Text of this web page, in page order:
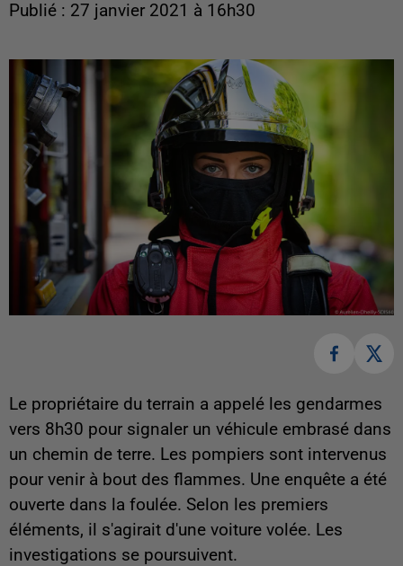
Publié : 27 janvier 2021 à 16h30
Le propriétaire du terrain a appelé les gendarmes
vers 8h30 pour signaler un véhicule embrasé dans
un chemin de terre. Les pompiers sont intervenus
pour venir à bout des flammes. Une enquête a été
ouverte dans la foulée. Selon les premiers
éléments, il s'agirait d'une voiture volée. Les
investigations se poursuivent.